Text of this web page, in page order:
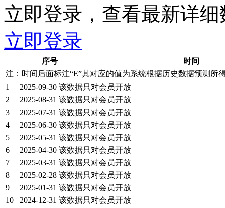
立即登录，查看最新详细
立即登录
序号
时间
注：时间后面标注“E”其对应的值为系统根据历史数据预测所
1
2025-09-30 该数据只对会员开放
2
2025-08-31 该数据只对会员开放
3
2025-07-31 该数据只对会员开放
4
2025-06-30 该数据只对会员开放
5
2025-05-31 该数据只对会员开放
6
2025-04-30 该数据只对会员开放
7
2025-03-31 该数据只对会员开放
8
2025-02-28 该数据只对会员开放
9
2025-01-31 该数据只对会员开放
10
2024-12-31 该数据只对会员开放